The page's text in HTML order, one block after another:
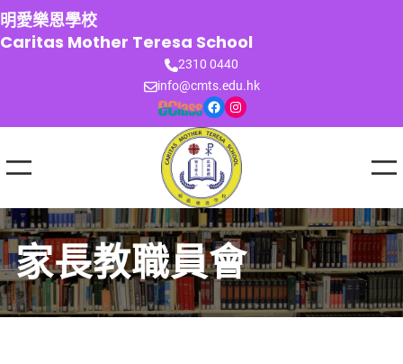
跳
至
主
明愛樂恩學校
Caritas Mother Teresa School
2310 0440
info@cmts.edu.hk
Facebook Instagram
家長教職員會